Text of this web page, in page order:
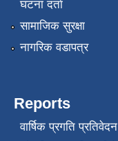
घटना दर्ता
सामाजिक सुरक्षा
नागरिक वडापत्र
Reports
वार्षिक प्रगति प्रतिवेदन